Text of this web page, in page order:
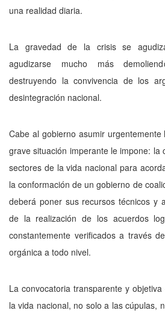
una realidad diaria.
La gravedad de la crisis se
agudizarse mu­cho más
destruyendo la convivencia de los
desintegración nacional.
Cabe al gobierno asumir
grave situación imperante le impone: la
sectores de la vida nacional para
la conformación de un gobierno de
deberá poner sus recursos téc­nicos y
de la realización de los acuerdos
constantemente verificados a través
orgánica a todo nivel.
La convocatoria transparente y
la vida nacional, no solo a las cúpulas,